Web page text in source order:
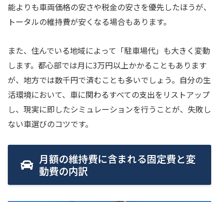
能よりも車両価格の安さや税金の安さを優先したほうが、
トータルの維持費が安くなる場合もあります。
また、住んでいる地域によって「駐車場代」も大きく変動
します。都心部では月に3万円以上かかることもあります
が、地方では数千円で済むことも多いでしょう。自分の生
活環境において、車に関わるすべての支出をリストアップ
し、現実に即したシミュレーションを行うことが、失敗し
ない車選びのコツです。
月額の維持費に含まれる固定費と変
動費の内訳